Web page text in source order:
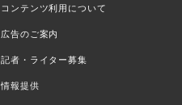
コンテンツ利用について
広告のご案内
記者・ライター募集
情報提供